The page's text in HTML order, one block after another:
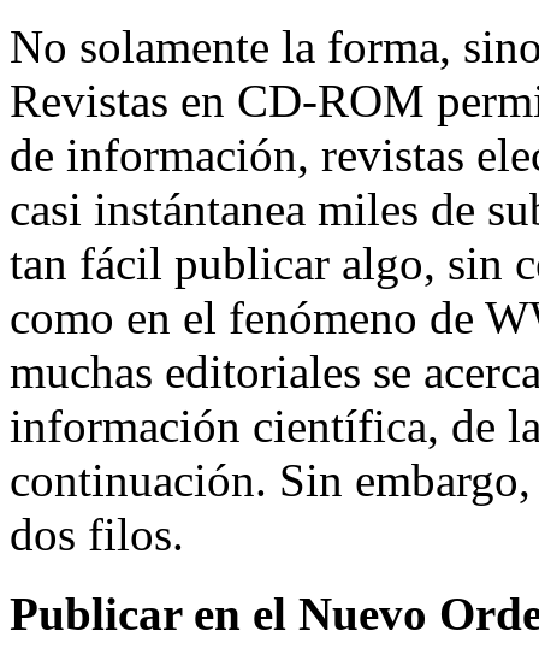
No solamente la forma,
Revistas en CD-ROM
de información, revistas
casi instántanea miles de
tan fácil publicar algo, sin
como en el fenómeno de
muchas editoriales se
información científica, de
continuación. Sin
dos filos.
Publicar en el Nuevo